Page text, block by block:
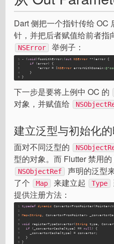
Dart 侧把一个指针传给 OC
针，并把后者赋值给前者指
NSError 举例子：
1
2
3
4
5
- (void )fooWithError:(out NSError **)error {
if
(error) {
        *error = [
NSError errorWithDomain:
    }
}
下一步是要将上例中 OC 的
对象，并赋值给
建立泛型与初始化
面对不同泛型的
型的对象。而 Flutter 禁用
NSObjectRef
声明的泛型
了个
Map 来建立起 Type
提供注册方法：
1
2
3
4
5
6
7
8
9
typedef dynamic
Map<String , ConvertorFromPointer>
void registerTypeConvertor(String
type,
if
(_convertorCache[type] == null ) {
    _convertorCache[type] = convertor;
  }
}